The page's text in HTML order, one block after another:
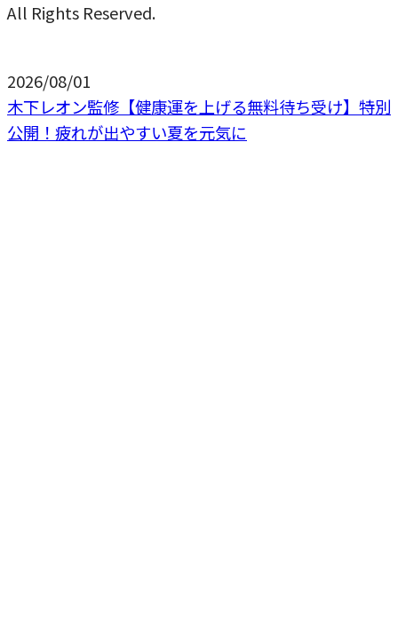
All Rights Reserved.
2026/08/01
木下レオン監修【健康運を上げる無料待ち受け】特別
公開！疲れが出やすい夏を元気に